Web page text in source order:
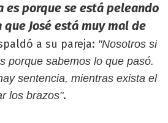
es porque se está peleando
José está muy mal de
a su pareja: "Nosotros si
porque sabemos lo que pasó.
sentencia, mientras exista el
los brazos".